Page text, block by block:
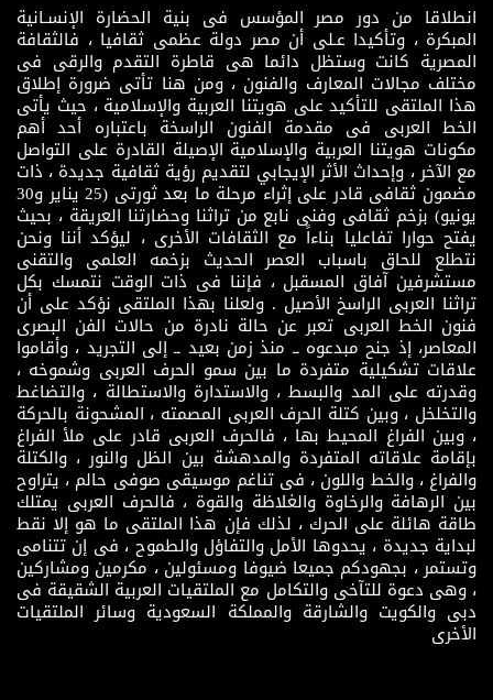
انطلاقا من دور مصر المؤسس فى بنية الحضارة الإنسـانية
المبكرة ، وتأكيدا عـلى أن مصر دولة عظمى ثقافيا ، فالثقافة
المصرية كانت وستظل دائما هى قاطرة التقدم والرقى فى
مختلف مجالات المعارف والفنون ، ومن هنا تأتى ضرورة إطلاق
هذا الملتقى للتأكيد على هويتنا العربية والإسلامية ، حيث يأتى
الخط العربى فى مقدمة الفنون الراسخة باعتباره أحد أهم
مكونات هويتنا العربية والإسلامية الإصيلة القادرة على التواصل
مع الآخر ، وإحداث الأثر الإيجابي لتقديم رؤية ثقافية جديدة ، ذات
مضمون ثقافى قادر على إثراء مرحلة ما بعد ثورتى (25 يناير و30
يونيو) بزخم ثقافى وفنى نابع من تراثنا وحضارتنا العريقة ، بحيث
يفتح حوارا تفاعليا بناءاً مع الثقافات الأخرى ، ليؤكد أننا ونحن
نتطلع للحاق باسباب العصر الحديث بزخمه العلمى والتقنى
مستشرفين آفاق المسقبل ، فإننا فى ذات الوقت نتمسك بكل
تراثنا العربى الراسخ الأصيل . ولعلنا بهذا الملتقى نؤكد على أن
فنون الخط العربى تعبر عن حالة نادرة من حالات الفن البصرى
المعاصر، إذ جنح مبدعوه ــ منذ زمن بعيد ــ إلى التجريد ، وأقاموا
علاقات تشكيلية متفردة ما بين سمو الحرف العربى وشموخه ،
وقدرته على المد والبسط ، والاستدارة والاستطالة ، والتضاغط
والتخلخل ، وبين كتلة الحرف العربى المصمته ، المشحونة بالحركة
، وبين الفراغ المحيط بها ، فالحرف العربى قادر على ملأ الفراغ
بإقامة علاقاته المتفردة والمدهشة بين الظل والنور ، والكتلة
والفراغ ، والخط واللون ، فى تناغم موسيقى صوفى حالم ، يتراوح
بين الرهافة والرخاوة والغلاظة والقوة ، فالحرف العربى يمتلك
طاقة هائلة على الحرك ، لذلك فإن هذا الملتقى ما هو إلا نقط
لبداية جديدة ، يحدوها الأمل والتفاؤل والطموح ، فى إن تتنامى
وتستمر ، بجهودكم جميعا ضيوفا ومسئولين ، مكرمين ومشاركين
، وهى دعوة للتآخى والتكامل مع الملتقيات العربية الشقيقة فى
دبى والكويت والشارقة والمملكة السعودية وسائر الملتقيات
الأخرى